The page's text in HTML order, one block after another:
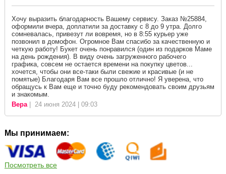
Хочу выразить благодарность Вашему сервису. Заказ №25884,
оформили вчера, доплатили за доставку с 8 до 9 утра. Долго
сомневалась, привезут ли вовремя, но в 8:55 курьер уже
позвонил в домофон. Огромное Вам спасибо за качественную и
четкую работу! Букет очень понравился (один из подарков Маме
на день рождения). В виду очень загруженного рабочего
графика, совсем не остается времени на покупку цветов...
хочется, чтобы они все-таки были свежие и красивые (и не
помятые) Благодаря Вам все прошло отлично! Я уверена, что
обращусь к Вам еще и точно буду рекомендовать своим друзьям
и знакомым.
Вера| 24 июня 2024 | 09:03
Мы принимаем:
Посмотреть все